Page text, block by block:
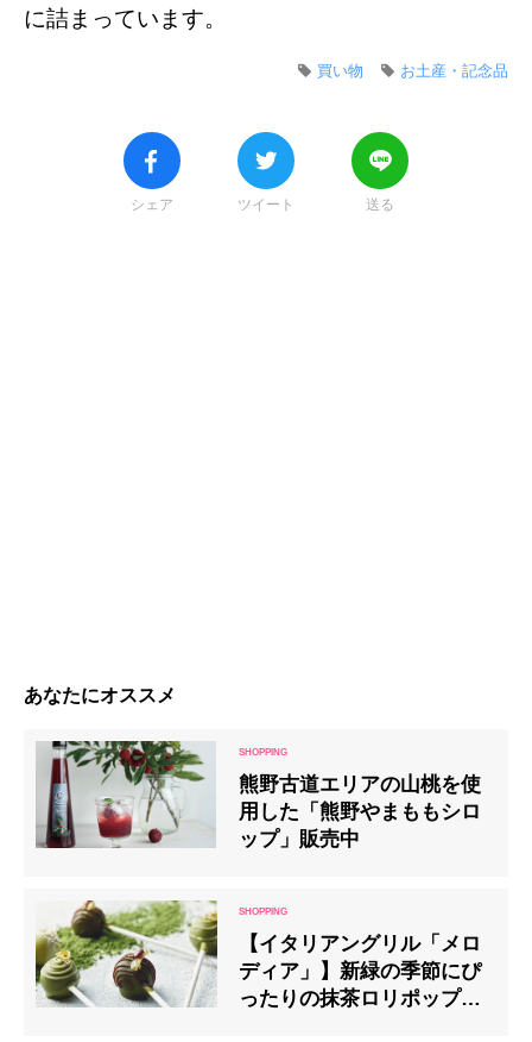
に詰まっています。
お土産・記念品
買い物
シェア ツイート 送る
あなたにオススメ
熊野古道エリアの山桃を使
用した「熊野やまももシロ
ップ」販売中
【イタリアングリル「メロ
ディア」】新緑の季節にぴ
ったりの抹茶ロリポップチ